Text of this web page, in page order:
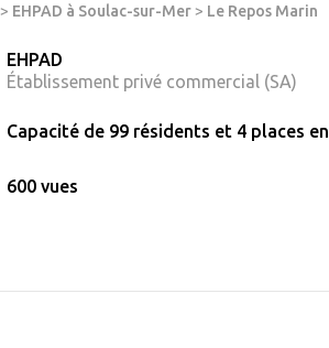
> EHPAD à Soulac-sur-Mer > Le Repos Marin
EHPAD
Établissement privé commercial (SA)
Capacité de 99 résidents et 4 places
600 vues